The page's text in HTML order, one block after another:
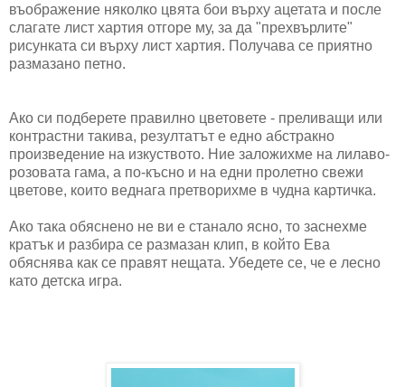
въображение няколко цвята бои върху ацетата и после
слагате лист хартия отгоре му, за да "прехвърлите"
рисунката си върху лист хартия. Получава се приятно
размазано петно.
Ако си подберете правилно цветовете - преливащи или
контрастни такива, резултатът е едно абстракно
произведение на изкуството. Ние заложихме на лилаво-
розовата гама, а по-късно и на едни пролетно свежи
цветове, които веднага претворихме в чудна картичка.
Ако така обяснено не ви е станало ясно, то заснехме
кратък и разбира се размазан клип, в който Ева
обяснява как се правят нещата. Убедете се, че е лесно
като детска игра.